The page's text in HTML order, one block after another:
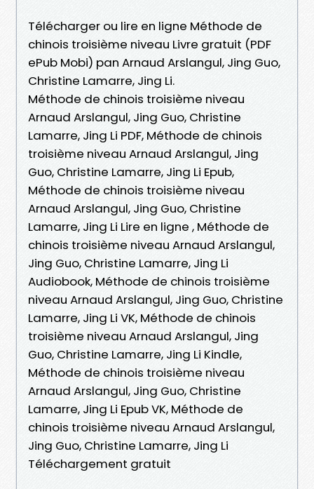
Télécharger ou lire en ligne Méthode de
chinois troisième niveau Livre gratuit (PDF
ePub Mobi) pan Arnaud Arslangul, Jing Guo,
Christine Lamarre, Jing Li.
Méthode de chinois troisième niveau
Arnaud Arslangul, Jing Guo, Christine
Lamarre, Jing Li PDF, Méthode de chinois
troisième niveau Arnaud Arslangul, Jing
Guo, Christine Lamarre, Jing Li Epub,
Méthode de chinois troisième niveau
Arnaud Arslangul, Jing Guo, Christine
Lamarre, Jing Li Lire en ligne , Méthode de
chinois troisième niveau Arnaud Arslangul,
Jing Guo, Christine Lamarre, Jing Li
Audiobook, Méthode de chinois troisième
niveau Arnaud Arslangul, Jing Guo, Christine
Lamarre, Jing Li VK, Méthode de chinois
troisième niveau Arnaud Arslangul, Jing
Guo, Christine Lamarre, Jing Li Kindle,
Méthode de chinois troisième niveau
Arnaud Arslangul, Jing Guo, Christine
Lamarre, Jing Li Epub VK, Méthode de
chinois troisième niveau Arnaud Arslangul,
Jing Guo, Christine Lamarre, Jing Li
Téléchargement gratuit